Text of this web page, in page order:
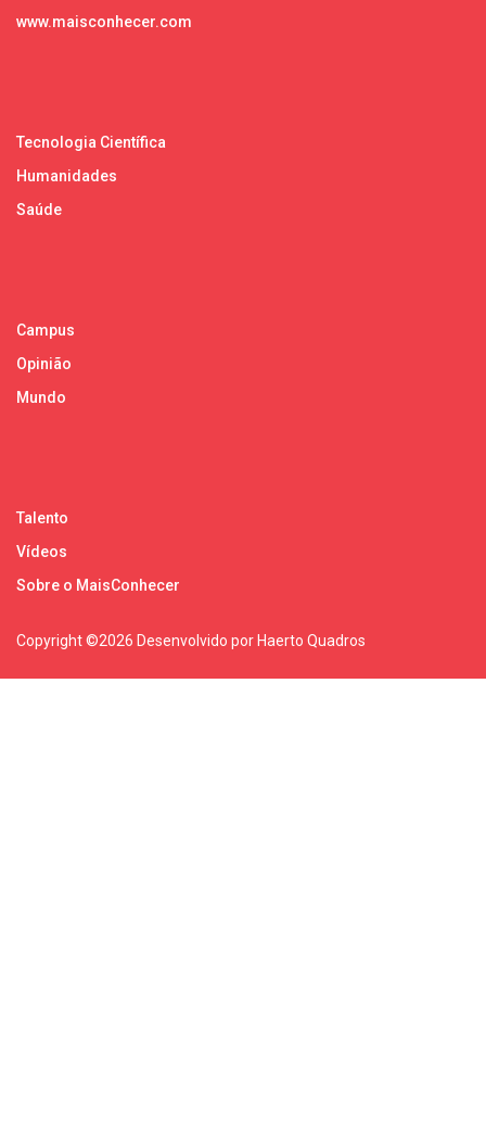
www.maisconhecer.com
Tecnologia Científica
Humanidades
Saúde
Campus
Opinião
Mundo
Talento
Vídeos
Sobre o MaisConhecer
Copyright ©2026 Desenvolvido por Haerto Quadros